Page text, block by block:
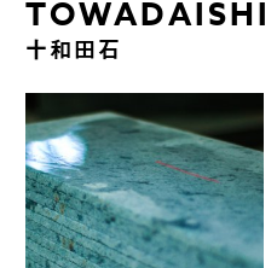
TOWADAISHI
十和田石